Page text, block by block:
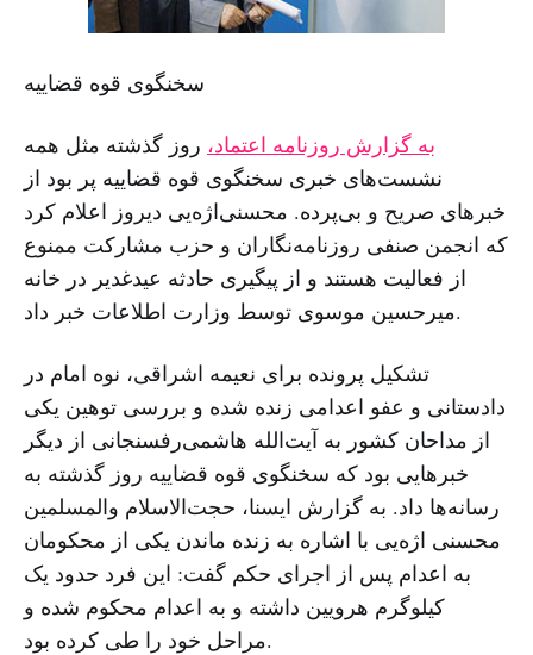
سخنگوی قوه قضاییه
به گزارش روزنامه اعتماد، روز گذشته مثل همه
نشست‌های خبری سخنگوی قوه قضاییه پر بود از
خبرهای صریح و بی‌پرده. محسنی‌اژه‌یی دیروز اعلام کرد
که انجمن صنفی روزنامه‌نگاران و حزب مشارکت ممنوع
از فعالیت هستند و از پیگیری حادثه عیدغدیر در خانه
میرحسین موسوی توسط وزارت اطلاعات خبر داد.
تشکیل پرونده برای نعیمه اشراقی، نوه امام در
دادستانی و عفو اعدامی زنده شده و بررسی توهین یکی
از مداحان کشور به آیت‌الله هاشمی‌رفسنجانی از دیگر
خبرهایی بود که سخنگوی قوه قضاییه روز گذشته به
رسانه‌ها داد. به گزارش ایسنا، حجت‌الاسلام والمسلمین
محسنی اژه‌یی با اشاره به زنده ماندن یکی از محکومان
به اعدام پس از اجرای حکم گفت: این فرد حدود یک
کیلوگرم هرویین داشته و به اعدام محکوم شده و
مراحل خود را طی کرده بود.